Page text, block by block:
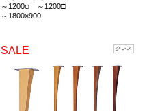
～1200φ ～1200□
～1800×900
SALE クレス